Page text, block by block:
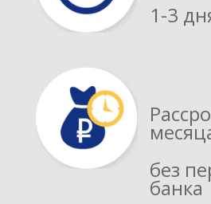
1-3
без
банка